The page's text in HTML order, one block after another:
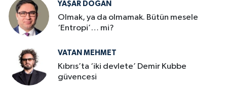
YAŞAR DOĞAN
Olmak, ya da olmamak. Bütün mesele
‘Entropi’… mi?
VATAN MEHMET
Kıbrıs’ta ‘iki devlete’ Demir Kubbe
güvencesi